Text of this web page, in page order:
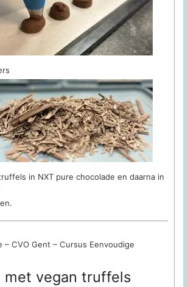
in NXT pure chocolade en daarna in
– CVO Gent – Cursus Eenvoudige
met vegan truffels